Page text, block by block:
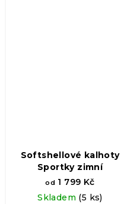
Softshellové kalhoty
Sportky zimní
od 1 799 Kč
Skladem (5 ks)